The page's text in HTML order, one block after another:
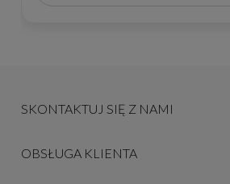
SKONTAKTUJ SIĘ Z NAMI
OBSŁUGA KLIENTA